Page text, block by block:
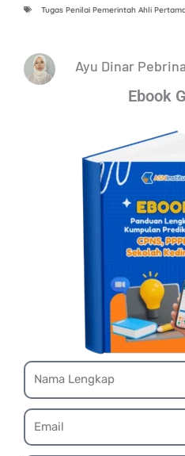
Tugas Penilai Pemerintah Ahli
Ayu Dinar
Ebook
Name
Email